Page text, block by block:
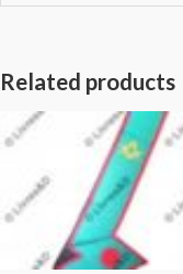
Related products